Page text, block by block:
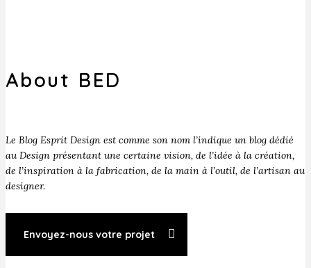
About BED
Le Blog Esprit Design est comme son nom l’indique un blog dédié
au Design présentant une certaine vision, de l’idée à la création,
de l’inspiration à la fabrication, de la main à l’outil, de l’artisan au
designer.
Envoyez-nous votre projet